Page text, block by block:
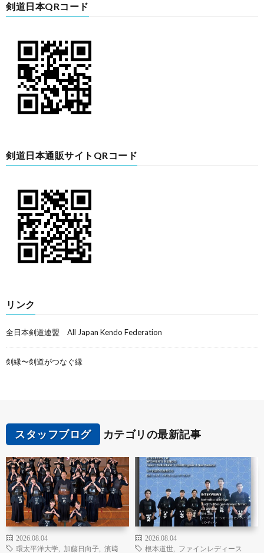
剣道日本QRコード
剣道日本通販サイトQRコード
リンク
全日本剣道連盟 All Japan Kendo Federation
剣縁〜剣道がつなぐ縁
スタッフブログ カテゴリの最新記事
2026.08.04
環太平洋大学
加藤日向子
濱﨑
2026.08.04
根本道世
ファインレディース